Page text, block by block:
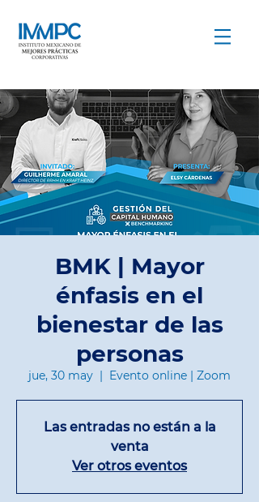
COMPARTIR PARA CRECER
BMK | Mayor
énfasis en el
bienestar de las
personas
jue, 30 may
  |
Evento online | Zoom
Las entradas no están a la
venta
Ver otros eventos